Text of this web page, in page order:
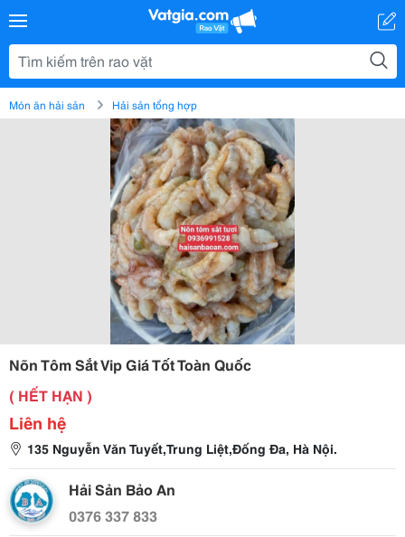
Món ăn hải sản Hải sản tổng hợp
Nõn Tôm Sắt Vip Giá Tốt Toàn Quốc
( HẾT HẠN )
Liên hệ
135 Nguyễn Văn Tuyết,Trung Liệt,Đống Đa, Hà Nội.
Hải Sản Bảo An
0376 337 833